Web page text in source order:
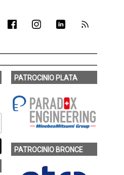
PATROCINIO PLATA
PATROCINIO BRONCE